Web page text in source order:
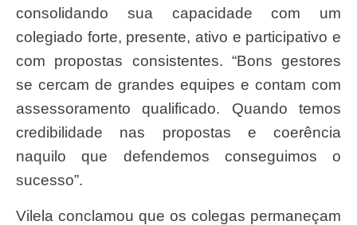
consolidando sua capacidade com um
colegiado forte, presente, ativo e participativo e
com propostas consistentes. “Bons gestores
se cercam de grandes equipes e contam com
assessoramento qualificado. Quando temos
credibilidade nas propostas e coerência
naquilo que defendemos conseguimos o
sucesso”.
Vilela conclamou que os colegas permaneçam